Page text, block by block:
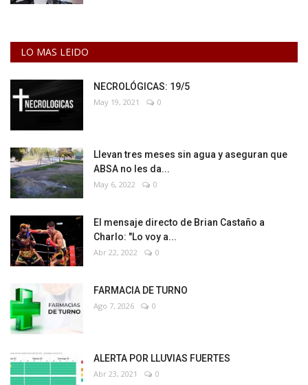
LO MAS LEIDO
NECROLÓGICAS: 19/5
May 19, 2021 0
Llevan tres meses sin agua y aseguran que
ABSA no les da...
May 6, 2022 0
El mensaje directo de Brian Castaño a
Charlo: "Lo voy a...
Abr 22, 2022 0
FARMACIA DE TURNO
Ago 7, 2026 0
ALERTA POR LLUVIAS FUERTES
Abr 23, 2021 0